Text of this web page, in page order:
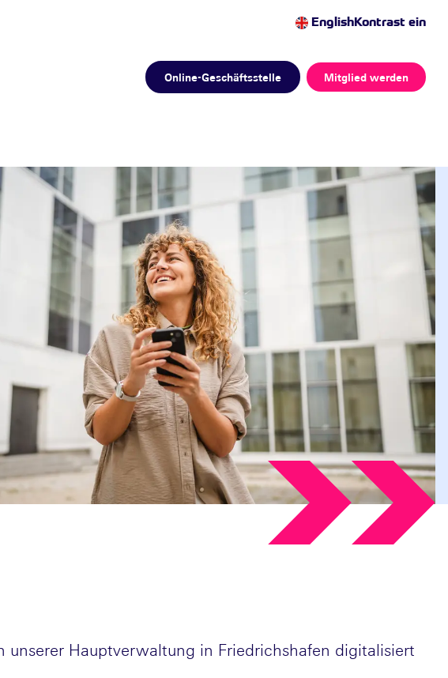
EnglishKontrast ein
Online-Geschäftsstelle Mitglied werden
Hauptverwaltung in Friedrichshafen digitalisiert